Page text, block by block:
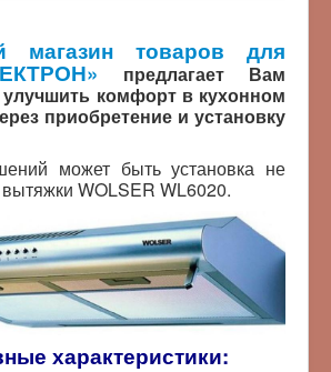
магазин товаров для
предлагает Вам
комфорт в кухонном
приобретение и установку
может быть установка не
WOLSER WL6020.
характеристики: